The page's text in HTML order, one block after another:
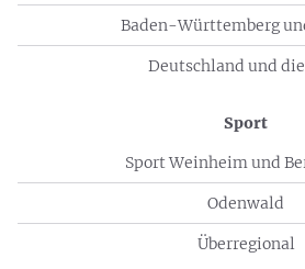
Baden-Württemberg
Deutschland und
Sport
Sport Weinheim und
Odenwald
Überregional